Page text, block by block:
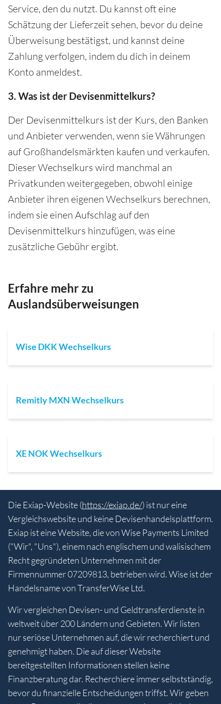
Service, den du nutzt. Du kannst oft eine
Schätzung der Lieferzeit sehen, bevor du deine
Überweisung bestätigst, und kannst deine
Zahlung verfolgen, indem du dich in deinem
Konto anmeldest.
3. Was ist der Devisenmittelkurs?
Der Devisenmittelkurs ist der Kurs, den Banken
und Anbieter verwenden, wenn sie Währungen
auf Großhandelsmärkten kaufen und verkaufen.
Dieser Wechselkurs wird manchmal an
Privatkunden weitergegeben, obwohl einige
Anbieter ihren eigenen Wechselkurs berechnen,
indem sie einen Aufschlag auf den
Devisenmittelkurs hinzufügen, was eine
zusätzliche Gebühr ergibt.
Erfahre mehr zu
Auslandsüberweisungen
Wise DKK Wechselkurs
Remitly MXN Wechselkurs
XE NOK Wechselkurs
Die Exiap-Website (https://exiap.de/) ist nur eine
Vergleichswebsite und keine Devisenhandelsplattform.
Exiap ist eine Website, die von Wise Payments Limited
("Wir", "Uns"), einem nach englischem und walisischem
Recht gegründeten Unternehmen mit der
Firmennummer 07209813, betrieben wird. Wise ist der
Handelsname von TransferWise Ltd.
Wir vergleichen Devisen- und Geldtransferdienste in
weltweit über 200 Ländern und Gebieten. Wir listen
nur seriöse Unternehmen auf, die wir recherchiert und
genehmigt haben. Die auf dieser Website
bereitgestellten Informationen stellen keine
Finanzberatung dar. Recherchiere immer selbstständig,
bevor du finanzielle Entscheidungen triffst. Wir geben